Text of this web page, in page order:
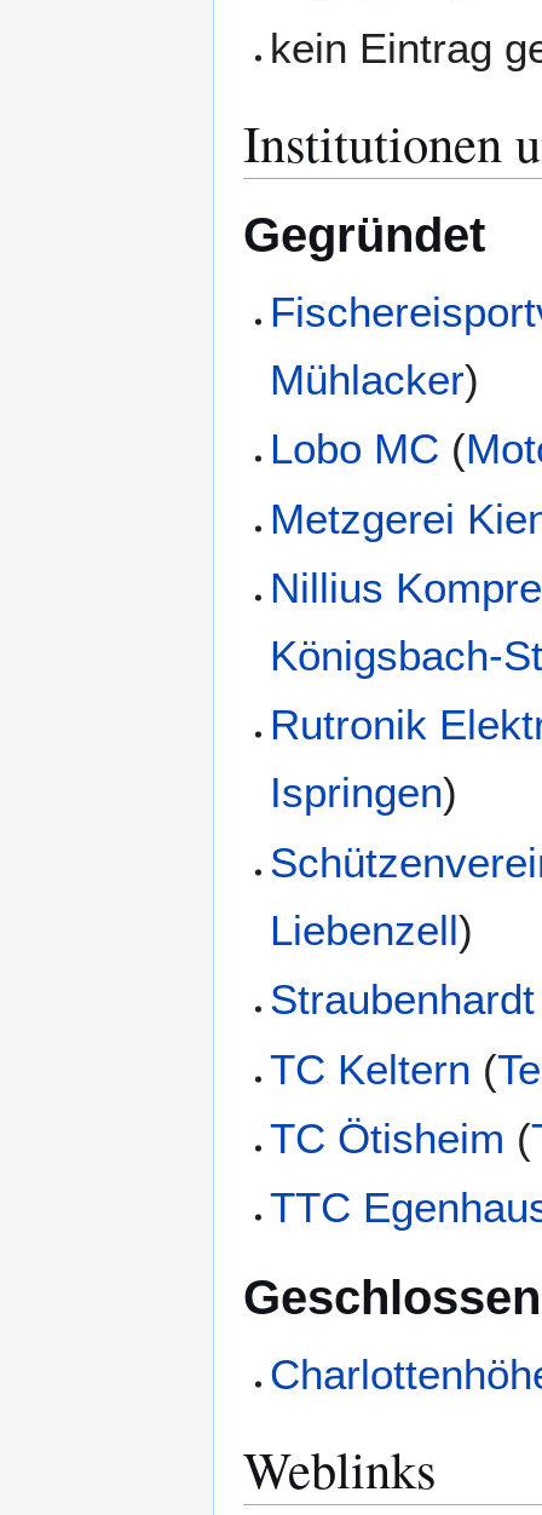
kein Eintrag
Institutionen
Gegründet
Mühlacker)
Lobo MC (
Metzgerei
Nillius
Königsbach-
Rutronik
Ispringen)
Liebenzell)
Straubenhardt
TC Keltern (
TC Ötisheim (
TTC
Geschlossen
Weblinks